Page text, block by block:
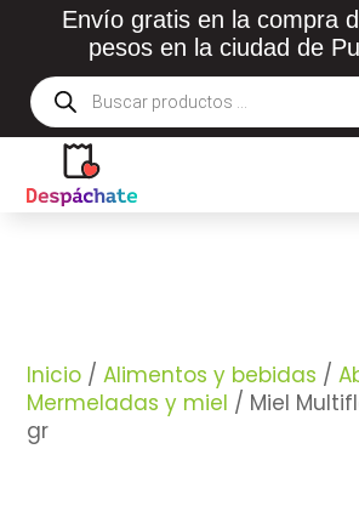
Envío gratis en la compra
pesos en la ciudad de
Búsqueda
de
productos
Inicio /Alimentos y bebidas /
Mermeladas y miel / Miel
gr